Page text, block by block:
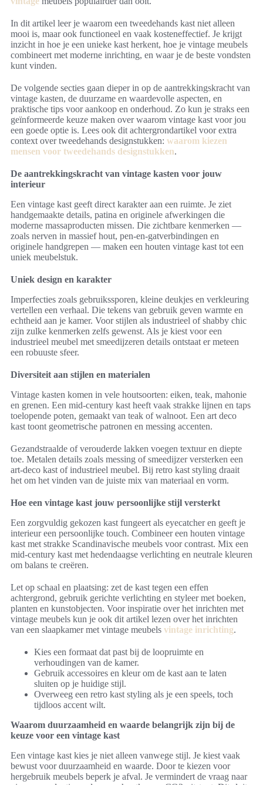
In dit artikel leer je waarom een tweedehands kast niet alleen
mooi is, maar ook functioneel en vaak kosteneffectief. Je krijgt
inzicht in hoe je een unieke kast herkent, hoe je vintage meubels
combineert met moderne inrichting, en waar je de beste vondsten
kunt vinden.
De volgende secties gaan dieper in op de aantrekkingskracht van
vintage kasten, de duurzame en waardevolle aspecten, en
praktische tips voor aankoop en onderhoud. Zo kun je straks een
geïnformeerde keuze maken over waarom vintage kast voor jou
een goede optie is. Lees ook dit achtergrondartikel voor extra
context over tweedehands designstukken: waarom kiezen
mensen voor tweedehands designstukken.
De aantrekkingskracht van vintage kasten voor jouw
interieur
Een vintage kast geeft direct karakter aan een ruimte. Je ziet
handgemaakte details, patina en originele afwerkingen die
moderne massaproducten missen. Die zichtbare kenmerken —
zoals nerven in massief hout, pen-en-gatverbindingen en
originele handgrepen — maken een houten vintage kast tot een
uniek meubelstuk.
Uniek design en karakter
Imperfecties zoals gebruikssporen, kleine deukjes en verkleuring
vertellen een verhaal. Die tekens van gebruik geven warmte en
echtheid aan je kamer. Voor stijlen als industrieel of shabby chic
zijn zulke kenmerken zelfs gewenst. Als je kiest voor een
industrieel meubel met smeedijzeren details ontstaat er meteen
een robuuste sfeer.
Diversiteit aan stijlen en materialen
Vintage kasten komen in vele houtsoorten: eiken, teak, mahonie
en grenen. Een mid-century kast heeft vaak strakke lijnen en taps
toelopende poten, gemaakt van teak of walnoot. Een art deco
kast toont geometrische patronen en messing accenten.
Gezandstraalde of verouderde lakken voegen textuur en diepte
toe. Metalen details zoals messing of smeedijzer versterken een
art-deco kast of industrieel meubel. Bij retro kast styling draait
het om het vinden van de juiste mix van materiaal en vorm.
Hoe een vintage kast jouw persoonlijke stijl versterkt
Een zorgvuldig gekozen kast fungeert als eyecatcher en geeft je
interieur een persoonlijke touch. Combineer een houten vintage
kast met strakke Scandinavische meubels voor contrast. Mix een
mid-century kast met hedendaagse verlichting en neutrale kleuren
om balans te creëren.
Let op schaal en plaatsing: zet de kast tegen een effen
achtergrond, gebruik gerichte verlichting en styleer met boeken,
planten en kunstobjecten. Voor inspiratie over het inrichten met
vintage meubels kun je ook dit artikel lezen over het inrichten
van een slaapkamer met vintage meubels vintage inrichting.
Kies een formaat dat past bij de loopruimte en
verhoudingen van de kamer.
Gebruik accessoires en kleur om de kast aan te laten
sluiten op je huidige stijl.
Overweeg een retro kast styling als je een speels, toch
tijdloos accent wilt.
Waarom duurzaamheid en waarde belangrijk zijn bij de
keuze voor een vintage kast
Een vintage kast kies je niet alleen vanwege stijl. Je kiest vaak
bewust voor duurzaamheid en waarde. Door te kiezen voor
hergebruik meubels beperk je afval. Je vermindert de vraag naar